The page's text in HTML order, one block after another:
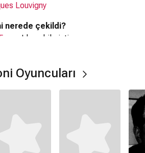
Louvigny
nerede çekildi?
'da çekilmiştir.
hangi tür?
Oyuncuları